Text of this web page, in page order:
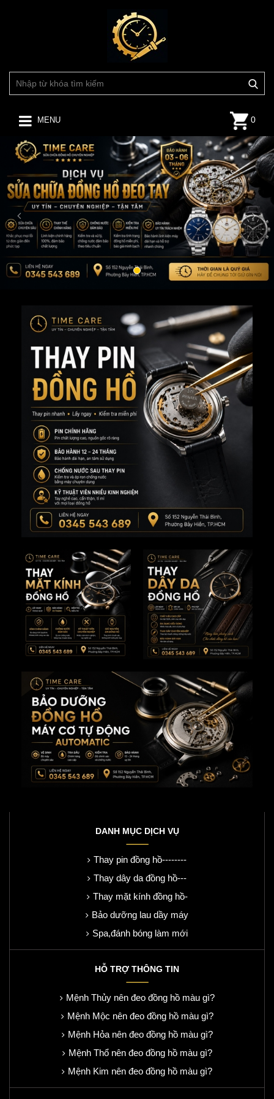
MENU 0
DANH MỤC DỊCH VỤ
Thay pin đồng hồ--------
Thay dây da đồng hồ---
Thay mặt kính đồng hồ-
Bảo dưỡng lau dầy máy
Spa,đánh bóng làm mới
HỖ TRỢ THÔNG TIN
Mệnh Thủy nên đeo đồng hồ màu gì?
Mệnh Mộc nên đeo đồng hồ màu gì?
Mệnh Hỏa nên đeo đồng hồ màu gì?
Mệnh Thổ nên đeo đồng hồ màu gì?
Mệnh Kim nên đeo đồng hồ màu gì?